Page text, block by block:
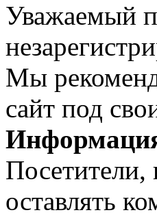
Уважаемый
Мы
сайт под
оставлять